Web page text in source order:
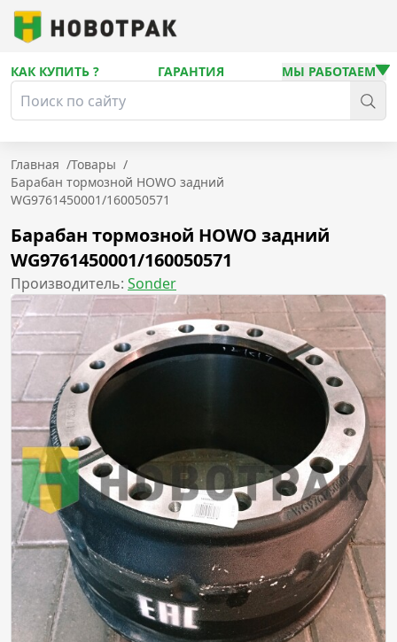
КАК КУПИТЬ ? ГАРАНТИЯ МЫ РАБОТАЕМ
Главная /Товары /
Барабан тормозной HOWO задний
WG9761450001/160050571
Барабан тормозной HOWO задний
WG9761450001/160050571
Производитель: Sonder